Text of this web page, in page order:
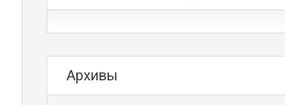
Архивы